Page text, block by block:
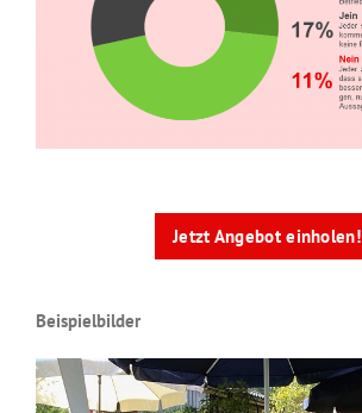
Jetzt Angebot einholen!
Beispielbilder